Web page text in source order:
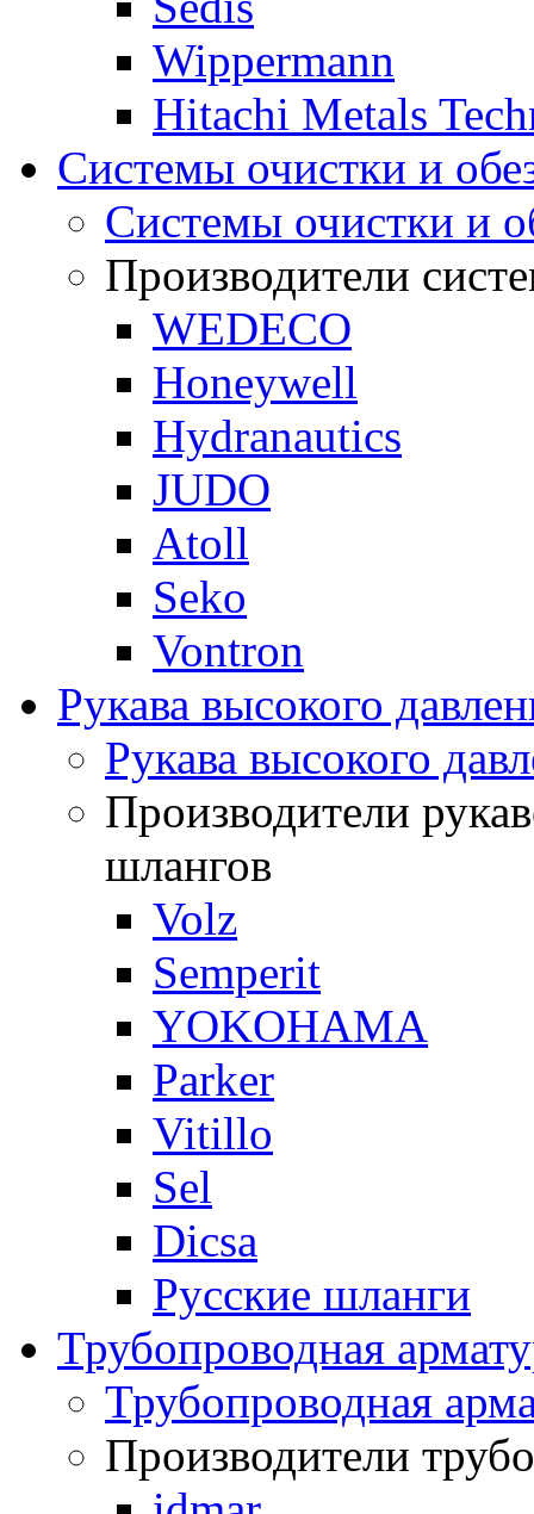
Wippermann
Hitachi Metals
Системы очистки и
Системы очистки и
Производители
WEDECO
Honeywell
Hydranautics
JUDO
Atoll
Seko
Vontron
Рукава высокого
Рукава высокого
Производители
шлангов
Volz
Semperit
YOKOHAMA
Parker
Vitillo
Sel
Dicsa
Русские шланги
Трубопроводная
Трубопроводная
Производители